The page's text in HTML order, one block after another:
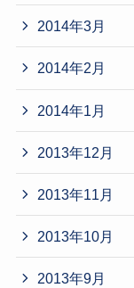
2014年3月
2014年2月
2014年1月
2013年12月
2013年11月
2013年10月
2013年9月